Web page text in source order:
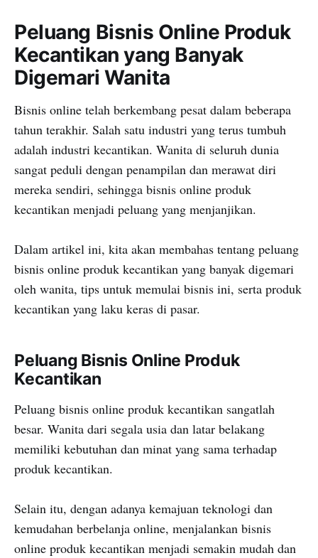
Peluang Bisnis Online Produk
Kecantikan yang Banyak
Digemari Wanita
Bisnis online telah berkembang pesat dalam beberapa
tahun terakhir. Salah satu industri yang terus tumbuh
adalah industri kecantikan. Wanita di seluruh dunia
sangat peduli dengan penampilan dan merawat diri
mereka sendiri, sehingga bisnis online produk
kecantikan menjadi peluang yang menjanjikan.
Dalam artikel ini, kita akan membahas tentang peluang
bisnis online produk kecantikan yang banyak digemari
oleh wanita, tips untuk memulai bisnis ini, serta produk
kecantikan yang laku keras di pasar.
Peluang Bisnis Online Produk
Kecantikan
Peluang bisnis online produk kecantikan sangatlah
besar. Wanita dari segala usia dan latar belakang
memiliki kebutuhan dan minat yang sama terhadap
produk kecantikan.
Selain itu, dengan adanya kemajuan teknologi dan
kemudahan berbelanja online, menjalankan bisnis
online produk kecantikan menjadi semakin mudah dan